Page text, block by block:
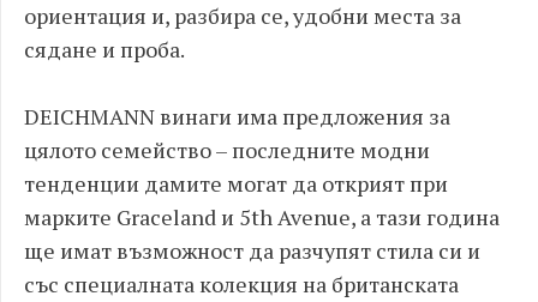
ориентация и, разбира се, удобни места за
сядане и проба.
DEICHMANN винаги има предложения за
цялото семейство – последните модни
тенденции дамите могат да открият при
марките Graceland и 5th Avenue, а тази година
ще имат възможност да разчупят стила си и
със специалната колекция на британската